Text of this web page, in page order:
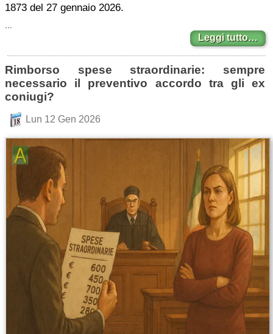
1873 del 27 gennaio 2026.
Leggi tutto…
Rimborso spese straordinarie: sempre
necessario il preventivo accordo tra gli ex
coniugi?
Lun 12 Gen 2026